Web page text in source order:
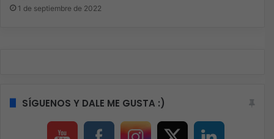
1 de septiembre de 2022
SÍGUENOS Y DALE ME GUSTA :)